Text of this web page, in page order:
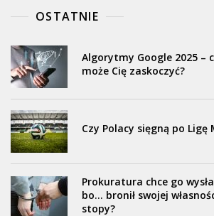
OSTATNIE
Algorytmy Google 2025 –
może Cię zaskoczyć?
Czy Polacy sięgną po Ligę
Prokuratura chce go
bo… bronił swojej
stopy?